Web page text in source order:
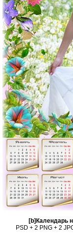
[b]Календарь
PSD + 2 PNG + 2